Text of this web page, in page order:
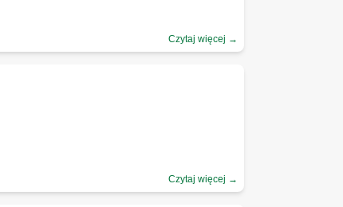
Czytaj więcej →
Czytaj więcej →